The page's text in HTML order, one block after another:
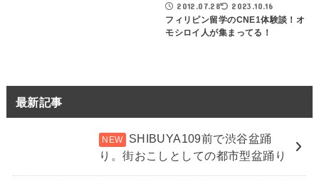
2012.07.28 2023.10.16
フィリピン留学のCNE1体験談！オ
モシロイ人が集まってる！
最新記事
SHIBUYA109前で渋谷盆踊
り。街おこしとしての都市型盆踊り